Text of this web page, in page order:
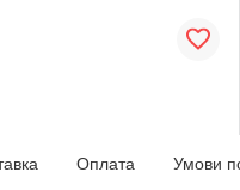
Оплата Умови